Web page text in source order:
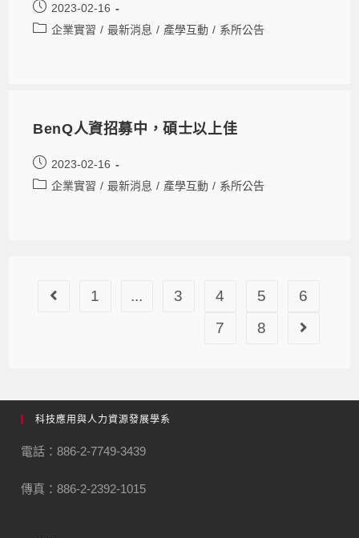
2023-02-16
企業實習 / 最新消息 / 產學互動 / 系所公告
BenQ人資招募中，碩士以上佳
2023-02-16
企業實習 / 最新消息 / 產學互動 / 系所公告
1 ... 3 4 5
6
7
8
科技應用與人力資源發展學系
電話：886-2-7749-3439
傳真：886-2-2392-1015